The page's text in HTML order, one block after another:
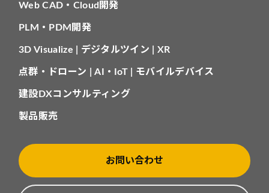
Web CAD・Cloud開発
PLM・PDM開発
3D Visualize | デジタルツイン | XR
点群・ドローン | AI・IoT | モバイルデバイス
建設DXコンサルティング
製品販売
お問い合わせ